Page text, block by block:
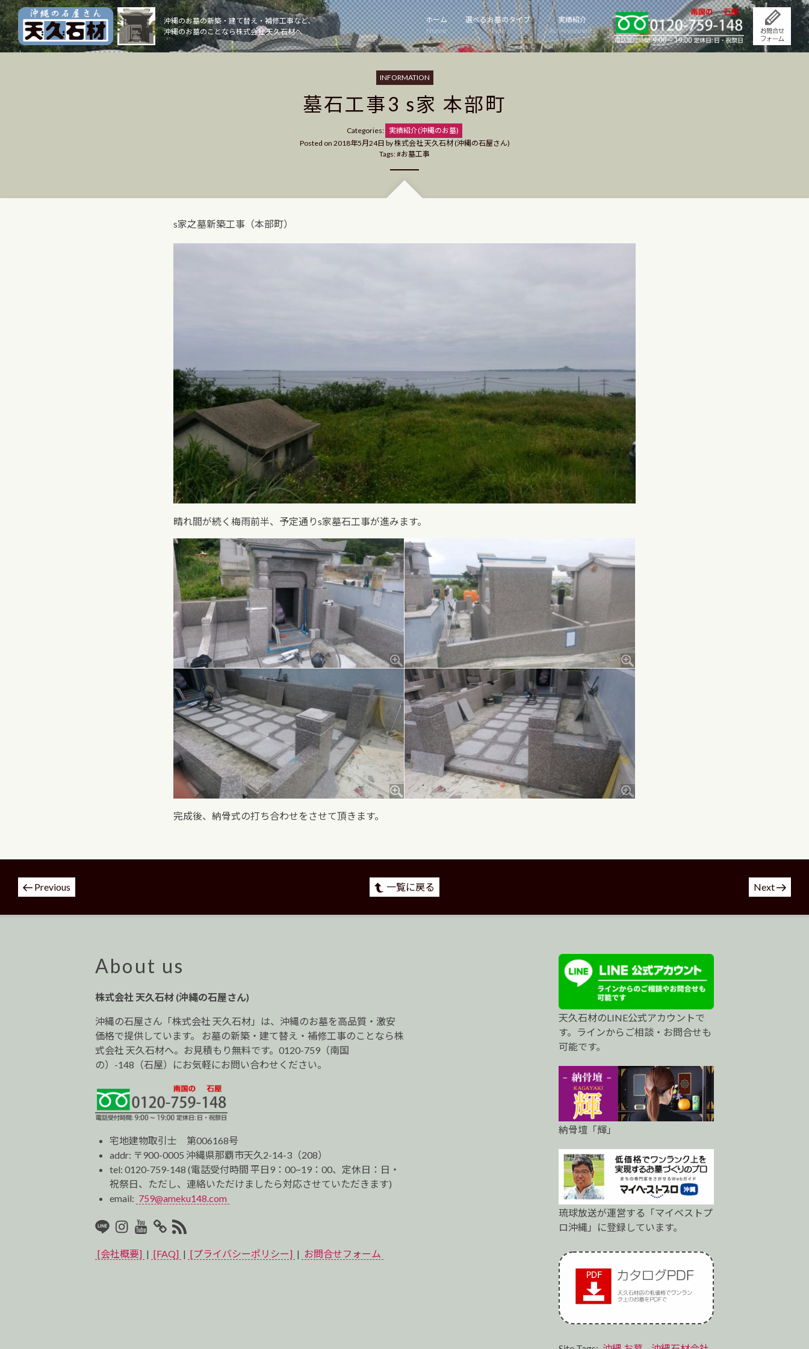
Skip
to
content
沖縄のお墓の新築・建て替え・補修工事など、
沖縄のお墓のことなら株式会社 天久石材へ
ホーム
Home
選べるお墓のタイプ
Type
実績紹介
Achievements
INFORMATION
墓石工事3 s家 本部町
Categories: Categories
実績紹介(沖縄のお墓)
Posted on 2018年5月24日 by株式会社 天久石材 (沖縄の石屋さん)
Tags:
お墓工事
s家之墓新築工事（本部町）
晴れ間が続く梅雨前半、予定通りs家墓石工事が進みます。
完成後、納骨式の打ち合わせをさせて頂きます。
投
稿
ナ
Previous 一覧に戻る Next
About us
株式会社 天久石材 (沖縄の石屋さん)
沖縄の石屋さん「株式会社 天久石材」は、沖縄のお墓を高品質・激安
価格で提供しています。 お墓の新築・建て替え・補修工事のことなら株
式会社 天久石材へ。お見積もり無料です。0120-759（南国
の）-148（石屋）にお気軽にお問い合わせください。
宅地建物取引士 第006168号
addr: 〒900-0005 沖縄県那覇市天久2-14-3（208）
tel:0120-759-148 (電話受付時間 平日9：00~19：00、定休日：日・
祝祭日、ただし、連絡いただけましたら対応させていただきます)
email: 759@ameku148.com
LINEInstagram
Youtube
マ
イ
RSS2
[会社概要] | [FAQ] | [プライバシーポリシー] | お問合せフォーム
天久石材のLINE公式アカウントで
す。ラインからご相談・お問合せも
可能です。
納骨壇「輝」
琉球放送が運営する「マイベストプ
ロ沖縄」に登録しています。